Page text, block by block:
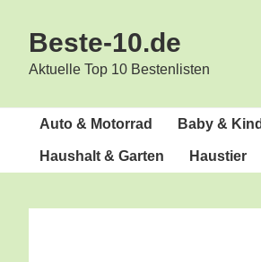
Hauptnavigation
springen
Inhalt
springen
Beste-10.de
Aktuelle Top 10 Bestenlisten
Auto & Motorrad Baby & Kind
Haus­halt & Garten Haus­tier